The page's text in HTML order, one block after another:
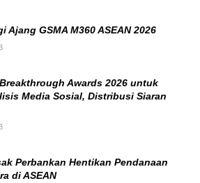
Ajang GSMA M360 ASEAN 2026
Awards 2026 untuk
Media Sosial, Distribusi Siaran
Perbankan Hentikan Pendanaan
di ASEAN